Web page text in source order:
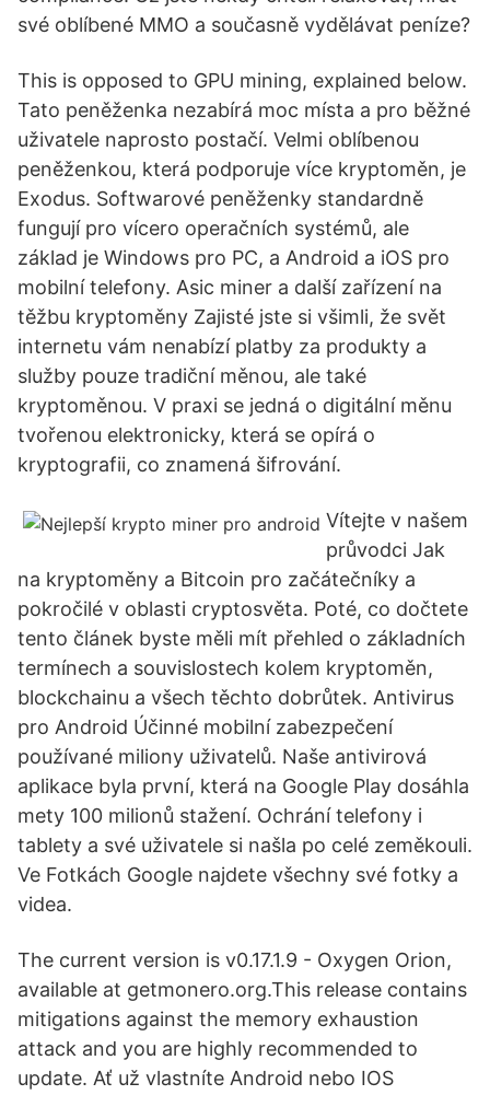
své oblíbené MMO a současně vydělávat peníze?
This is opposed to GPU mining, explained below.
Tato peněženka nezabírá moc místa a pro běžné
uživatele naprosto postačí. Velmi oblíbenou
peněženkou, která podporuje více kryptoměn, je
Exodus. Softwarové peněženky standardně
fungují pro vícero operačních systémů, ale
základ je Windows pro PC, a Android a iOS pro
mobilní telefony. Asic miner a další zařízení na
těžbu kryptoměny Zajisté jste si všimli, že svět
internetu vám nenabízí platby za produkty a
služby pouze tradiční měnou, ale také
kryptoměnou. V praxi se jedná o digitální měnu
tvořenou elektronicky, která se opírá o
kryptografii, co znamená šifrování.
Vítejte v našem
průvodci Jak
na kryptoměny a Bitcoin pro začátečníky a
pokročilé v oblasti cryptosvěta. Poté, co dočtete
tento článek byste měli mít přehled o základních
termínech a souvislostech kolem kryptoměn,
blockchainu a všech těchto dobrůtek. Antivirus
pro Android Účinné mobilní zabezpečení
používané miliony uživatelů. Naše antivirová
aplikace byla první, která na Google Play dosáhla
mety 100 milionů stažení. Ochrání telefony i
tablety a své uživatele si našla po celé zeměkouli.
Ve Fotkách Google najdete všechny své fotky a
videa.
The current version is v0.17.1.9 - Oxygen Orion,
available at getmonero.org.This release contains
mitigations against the memory exhaustion
attack and you are highly recommended to
update. Ať už vlastníte Android nebo IOS